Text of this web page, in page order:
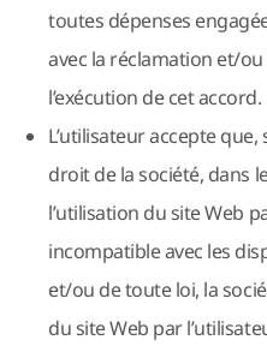
toutes dépenses
avec la réclamation et/
l’exécution de cet accord.
L’utilisateur accepte
droit de la société, dans
l’utilisation du site Web
incompatible avec les
et/ou de toute loi, la
du site Web par